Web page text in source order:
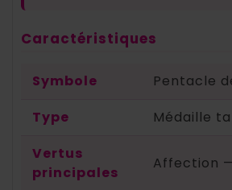
Caractéristiques
Symbole
Pentacle
Type
Médaille
Vertus
principales
Affection